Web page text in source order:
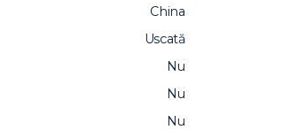
China
Uscată
Nu
Nu
Nu